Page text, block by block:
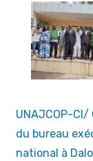
UNAJCOP-CI/
du bureau
national à